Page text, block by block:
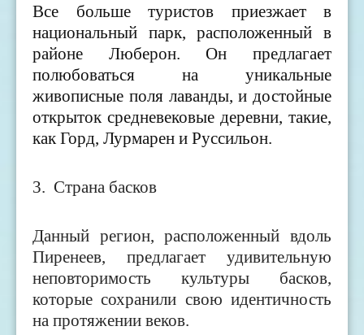
Все больше туристов приезжает в
национальный парк, расположенный в
районе Люберон. Он предлагает
полюбоваться на уникальные
живописные поля лаванды, и достойные
открыток средневековые деревни, такие,
как Горд, Лурмарен и Руссильон.
3. Страна басков
Данный регион, расположенный вдоль
Пиренеев, предлагает удивительную
неповторимость культуры басков,
которые сохранили свою идентичность
на протяжении веков.